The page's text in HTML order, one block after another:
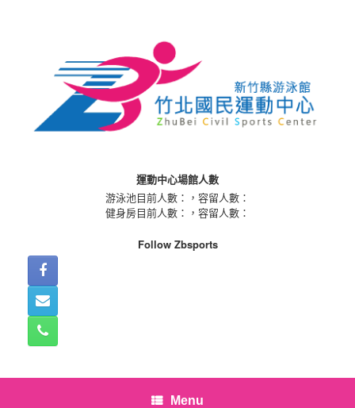
運動中心場館人數
游泳池目前人數：
，容留人數：
健身房目前人數：
，容留人數：
Follow Zbsports
Menu